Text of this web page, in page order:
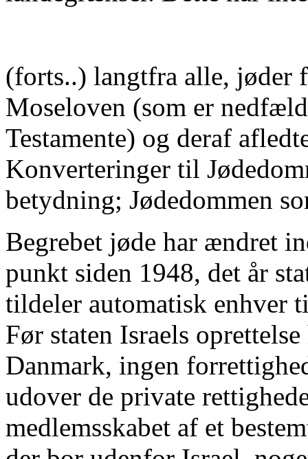
(forts..) langtfra alle, jøder
Moseloven (som er
Testamente) og deraf
Konverteringer til
betydning; Jødedommen
Begrebet jøde har ændret
punkt siden 1948, det år
tildeler automatisk enhver
Før staten Israels
Danmark, ingen
udover de private
medlemsskabet af et